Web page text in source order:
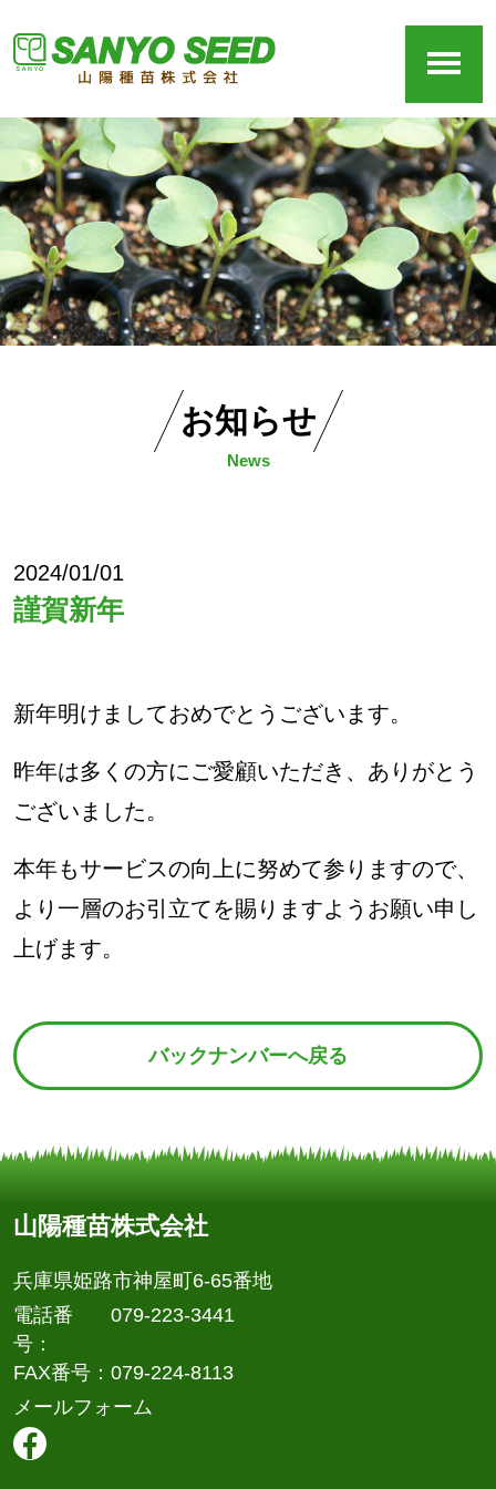
お知らせ
News
2024/01/01
謹賀新年
新年明けましておめでとうございます。
昨年は多くの方にご愛顧いただき、ありがとう
ございました。
本年もサービスの向上に努めて参りますので、
より一層のお引立てを賜りますようお願い申し
上げます。
バックナンバーへ戻る
山陽種苗株式会社
兵庫県姫路市神屋町6-65番地
電話番
号
079-223-3441
FAX番号
079-224-8113
メールフォーム